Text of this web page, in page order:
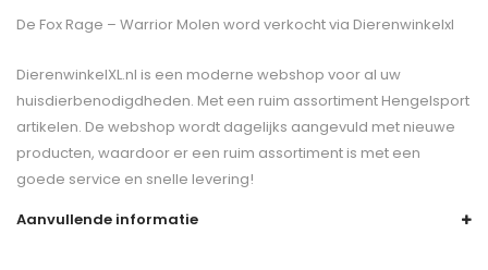
De Fox Rage – Warrior Molen word verkocht via Dierenwinkelxl
DierenwinkelXL.nl is een moderne webshop voor al uw
huisdierbenodigdheden. Met een ruim assortiment Hengelsport
artikelen. De webshop wordt dagelijks aangevuld met nieuwe
producten, waardoor er een ruim assortiment is met een
goede service en snelle levering!
Aanvullende informatie